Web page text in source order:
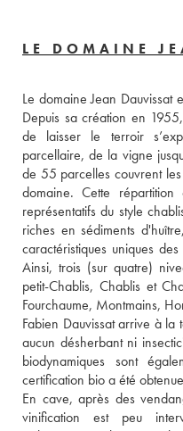
LE DOMAINE
Le domaine Jean Dauvissat
Depuis sa création en
de laisser le terroir
parcellaire, de la vigne
de 55 parcelles couvrent
domaine. Cette répartition
représentatifs du style
riches en sédiments
caractéristiques uniques
Ainsi, trois (sur quatre)
petit-Chablis, Chablis et
Fourchaume, Montmains,
Fabien Dauvissat arrive à
aucun désherbant ni
biodynamiques sont
certification bio a été
En cave, après des
vinification est peu